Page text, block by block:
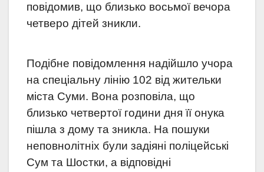
повідомив, що близько восьмої вечора
четверо дітей зникли.
Подібне повідомлення надійшло учора
на спеціальну лінію 102 від жительки
міста Суми. Вона розповіла, що
близько четвертої години дня її онука
пішла з дому та зникла. На пошуки
неповнолітніх були задіяні поліцейські
Сум та Шостки, а відповідні